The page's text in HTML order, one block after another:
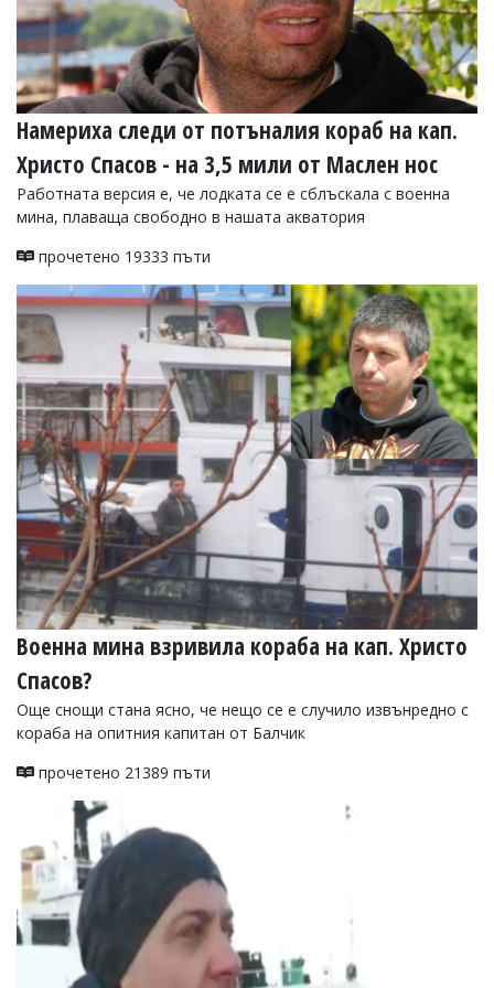
Намериха следи от потъналия кораб на кап.
Христо Спасов - на 3,5 мили от Маслен нос
Работната версия е, че лодката се е сблъскала с военна
мина, плаваща свободно в нашата акватория
прочетено 19333 пъти
Военна мина взривила кораба на кап. Христо
Спасов?
Още снощи стана ясно, че нещо се е случило извънредно с
кораба на опитния капитан от Балчик
прочетено 21389 пъти